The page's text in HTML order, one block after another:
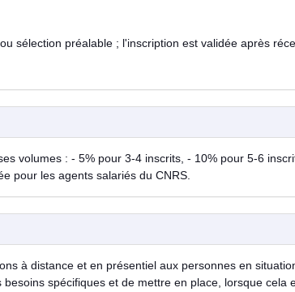
sélection préalable ; l'inscription est validée après
volumes : - 5% pour 3-4 inscrits, - 10% pour 5-6
pour les agents salariés du CNRS.
à distance et en présentiel aux personnes en
spécifiques et de mettre en place, lorsque cela